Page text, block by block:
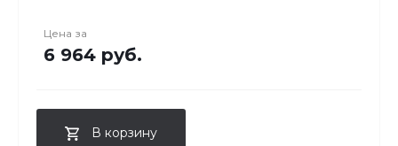
Цена за
6 964 руб.
В корзину